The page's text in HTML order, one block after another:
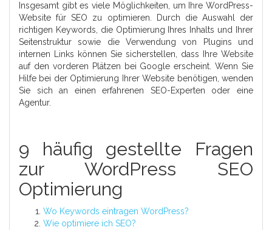
Insgesamt gibt es viele Möglichkeiten, um Ihre WordPress-
Website für SEO zu optimieren. Durch die Auswahl der
richtigen Keywords, die Optimierung Ihres Inhalts und Ihrer
Seitenstruktur sowie die Verwendung von Plugins und
internen Links können Sie sicherstellen, dass Ihre Website
auf den vorderen Plätzen bei Google erscheint. Wenn Sie
Hilfe bei der Optimierung Ihrer Website benötigen, wenden
Sie sich an einen erfahrenen SEO-Experten oder eine
Agentur.
9 häufig gestellte Fragen
zur WordPress SEO
Optimierung
Wo Keywords eintragen WordPress?
Wie optimiere ich SEO?